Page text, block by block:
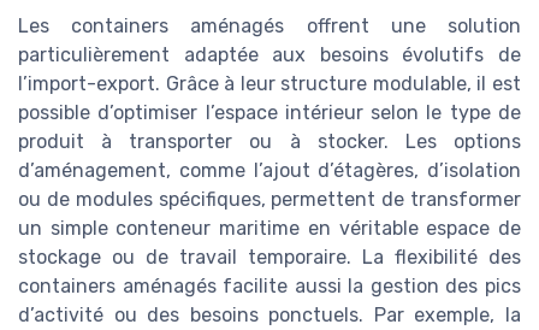
Les containers aménagés offrent une solution
particulièrement adaptée aux besoins évolutifs de
l’import-export. Grâce à leur structure modulable, il est
possible d’optimiser l’espace intérieur selon le type de
produit à transporter ou à stocker. Les options
d’aménagement, comme l’ajout d’étagères, d’isolation
ou de modules spécifiques, permettent de transformer
un simple conteneur maritime en véritable espace de
stockage ou de travail temporaire. La flexibilité des
containers aménagés facilite aussi la gestion des pics
d’activité ou des besoins ponctuels. Par exemple, la